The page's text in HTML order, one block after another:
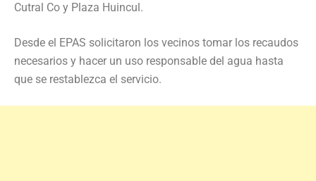
Cutral Co y Plaza Huincul.
Desde el EPAS solicitaron los vecinos tomar los recaudos
necesarios y hacer un uso responsable del agua hasta
que se restablezca el servicio.